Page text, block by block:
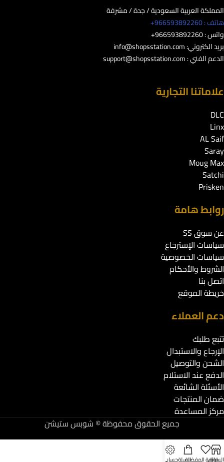
المملكة العربية السعودية / جدة / مشرفة
هاتف : 966593892260+
واتس : 966593892260+
بريد الكتروني:info@shopsstation.com
الدعم الفني :support@shopsstation.com
علاماتنا التجارية
DLC
Linx
AL Saif
Saray
Moug Max
Satchi
Prisken
روابط هامة
عن سوق SS
سياسات الإسترجاع
سياسات الخصوصية
الشروط والأحكام
اتصل بنا
خريطة الموقع
دعم العملاء
تتبع طلبك
الإرجاع والاستبدال
الشحن والتوصيل
الدفع عند الاستلام
الأسئلة الشائعة
ضمان المنتجات
مركز المساعدة
جميع الحقوق محفوظة © شوبس ستيشن
السوق
قائمة المفضلةالسلةحسابي